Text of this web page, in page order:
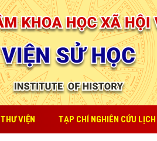
THƯ VIỆN TẠP CHÍ NGHIÊN CỨU